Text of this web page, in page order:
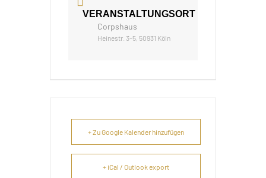
VERANSTALTUNGSORT
Corpshaus
Heinestr. 3-5, 50931 Köln
+ Zu Google Kalender hinzufügen
+ iCal / Outlook export